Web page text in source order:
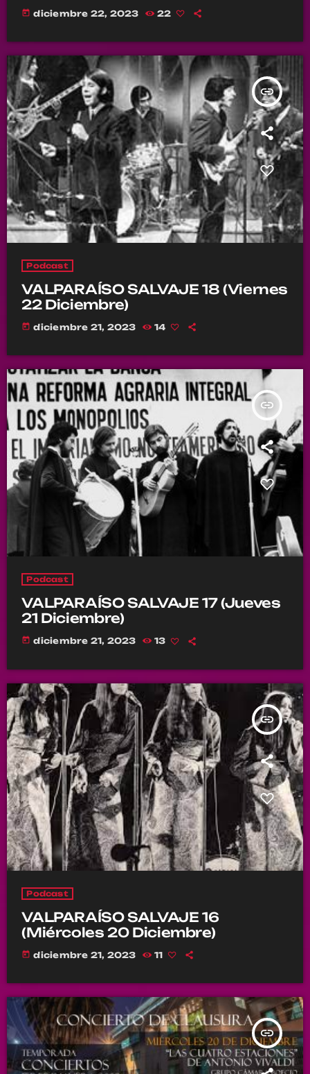
today diciembre 22, 2023 22
insert_link
Podcast
VALPARAÍSO SALVAJE 18 (Viernes
22 Diciembre)
today diciembre 21, 2023 14
insert_link
Podcast
VALPARAÍSO SALVAJE 17 (Jueves
21 Diciembre)
today diciembre 21, 2023 13
insert_link
Podcast
VALPARAÍSO SALVAJE 16
(Miércoles 20 Diciembre)
today diciembre 21, 2023 11
insert_link